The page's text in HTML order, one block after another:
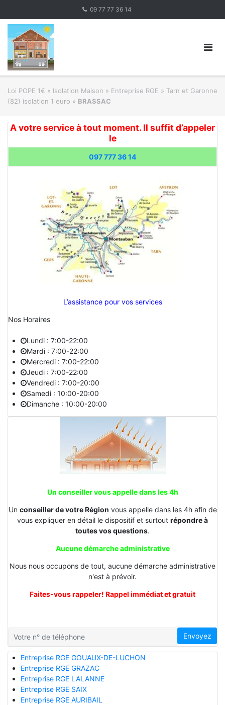
content
09 77 77 36 14
Loi POPE 1€ » Isolation Maison » Entreprise RGE » Tarn et Garonne
(82) isolation 1 euro » BRASSAC
A votre service à tout moment. Il suffit d’appeler
le
097 777 36 14
L’assistance pour vos services
Nos Horaires
Lundi : 7:00-22:00
Mardi : 7:00-22:00
Mercredi : 7:00-22:00
Jeudi : 7:00-22:00
Vendredi : 7:00-20:00
Samedi : 10:00-20:00
Dimanche : 10:00-20:00
Un conseiller vous appelle dans les 4h
Un conseiller de votre Région vous appelle dans les 4h afin de
vous expliquer en détail le dispositif et surtout répondre à
toutes vos questions.
Aucune démarche administrative
Nous nous occupons de tout, aucune démarche administrative
n'est à prévoir.
Faites-vous rappeler! Rappel immédiat et gratuit
Envoyez
Entreprise RGE GOUAUX-DE-LUCHON
Entreprise RGE GRAZAC
Entreprise RGE LALANNE
Entreprise RGE SAIX
Entreprise RGE AURIBAIL